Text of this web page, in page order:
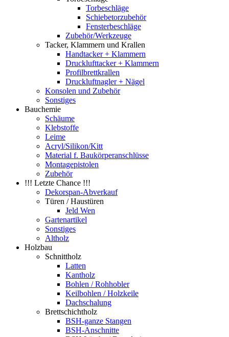
Torbeschläge
Schiebetorzubehör
Fensterbeschläge
Zubehör/Werkzeuge
Tacker, Klammern und Krallen
Handtacker + Klammern
Drucklufttacker + Klammern
Profilbrettkrallen
Druckluftnagler + Nägel
Konsolen und Zubehör
Sonstiges
Bauchemie
Schäume
Klebstoffe
Leime
Acryl/Silikon/Kitt
Material f. Baukörperanschlüsse
Montagepistolen
Zubehör
!!! Letzte Chance !!!
Dekorspan-Abverkauf
Türen / Haustüren
Jeld Wen
Gartenartikel
Sonstiges
Altholz
Holzbau
Schnittholz
Latten
Kantholz
Bohlen / Rohhobler
Keilbohlen / Holzkeile
Dachschalung
Brettschichtholz
BSH-ganze Stangen
BSH-Anschnitte